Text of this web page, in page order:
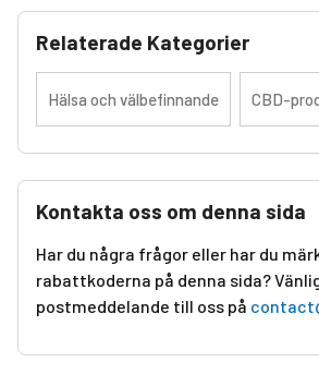
Relaterade Kategorier
Hälsa och välbefinnande CBD-
Kontakta oss om denna sida
Har du några frågor eller har du
rabattkoderna på denna sida?
postmeddelande till oss på